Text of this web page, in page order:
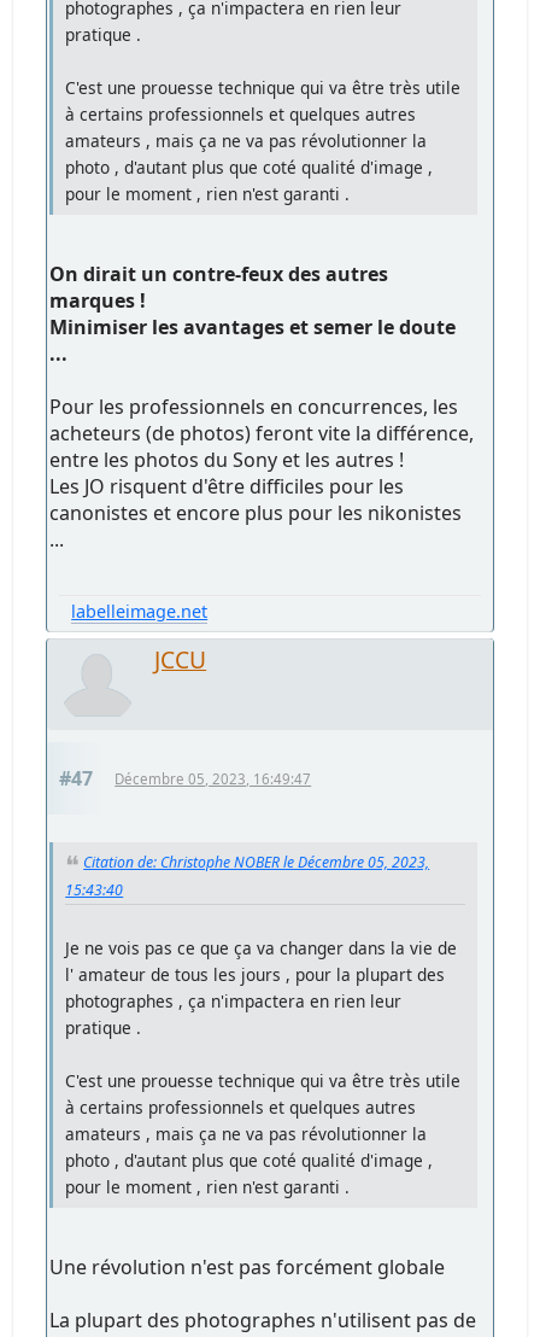
photographes , ça n'impactera en rien leur
pratique .
C'est une prouesse technique qui va être très utile
à certains professionnels et quelques autres
amateurs , mais ça ne va pas révolutionner la
photo , d'autant plus que coté qualité d'image ,
pour le moment , rien n'est garanti .
On dirait un contre-feux des autres
marques !
Minimiser les avantages et semer le doute
...
Pour les professionnels en concurrences, les
acheteurs (de photos) feront vite la différence,
entre les photos du Sony et les autres !
Les JO risquent d'être difficiles pour les
canonistes et encore plus pour les nikonistes
...
labelleimage.net
JCCU
#47 Décembre 05, 2023, 16:49:47
Citation de: Christophe NOBER le Décembre 05, 2023,
15:43:40
Je ne vois pas ce que ça va changer dans la vie de
l' amateur de tous les jours , pour la plupart des
photographes , ça n'impactera en rien leur
pratique .
C'est une prouesse technique qui va être très utile
à certains professionnels et quelques autres
amateurs , mais ça ne va pas révolutionner la
photo , d'autant plus que coté qualité d'image ,
pour le moment , rien n'est garanti .
Une révolution n'est pas forcément globale
La plupart des photographes n'utilisent pas de